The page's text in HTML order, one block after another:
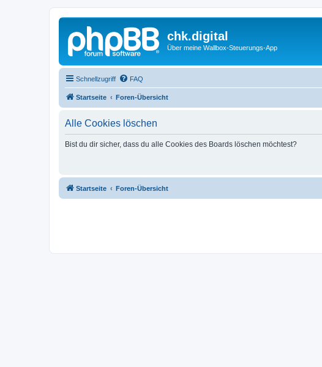
chk.digital
Über meine Wallbox-Steuerungs-App
Schnellzugriff FAQ
Startseite Foren-Übersicht
Alle Cookies löschen
Bist du dir sicher, dass du alle Cookies des Boards löschen möchtest?
Startseite Foren-Übersicht